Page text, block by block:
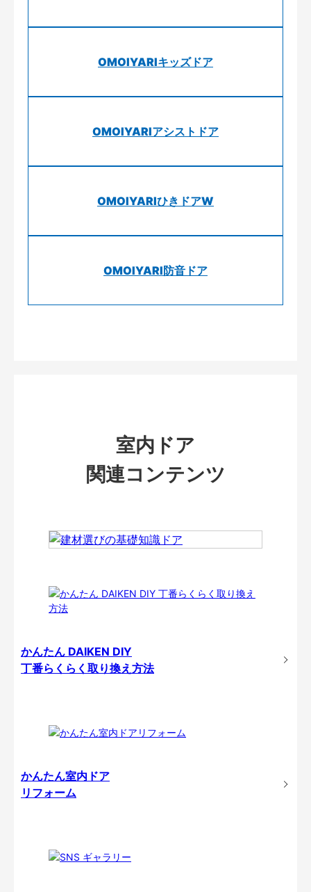
OMOIYARIキッズドア
OMOIYARIアシストドア
OMOIYARIひきドアW
OMOIYARI防音ドア
室内ドア
関連コンテンツ
かんたん DAIKEN DIY
丁番らくらく取り換え方法
かんたん室内ドア
リフォーム